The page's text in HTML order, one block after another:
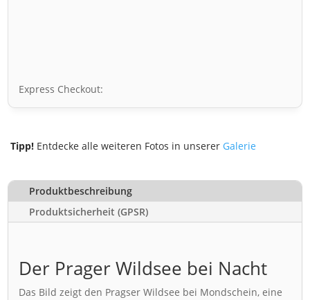
Express Checkout:
Tipp! Entdecke alle weiteren Fotos in unserer Galerie
Produktbeschreibung
Produktsicherheit (GPSR)
Der Prager Wildsee bei Nacht
Das Bild zeigt den Pragser Wildsee bei Mondschein, eine